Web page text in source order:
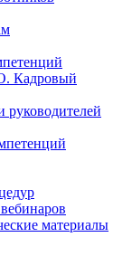
Кадровый
руководителей
материалы